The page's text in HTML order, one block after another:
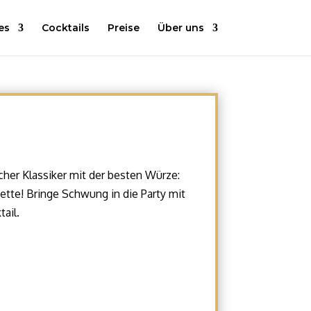
Cocktails Preise Über uns
Klassiker mit der besten Würze:
Bringe Schwung in die Party mit